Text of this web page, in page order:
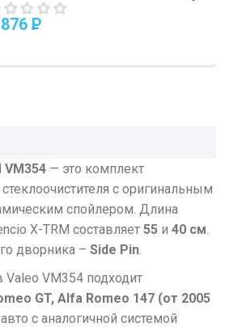
P
VM354 — это комплект
с оригинальным
спойлером. Длина
X-TRM составляет55 и40 см.
дворника –Side Pin.
VM354 подходит
GT, Alfa Romeo 147 (от 2005
с аналогичной системой